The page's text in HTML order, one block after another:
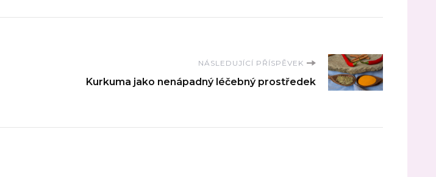
NÁSLEDUJÍCÍ PŘÍSPĚVEK
Kurkuma jako nenápadný léčebný prostředek